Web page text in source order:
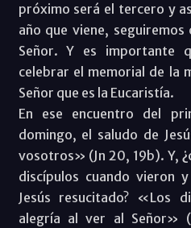
próximo será el tercero y
año que viene, seguiremos
Señor. Y es importante
celebrar el memorial de la
Señor que es la Eucaristía.
En ese encuentro del
domingo, el saludo de
vosotros» (Jn 20, 19b). Y,
discípulos cuando vieron
Jesús resucitado? «Los
alegría al ver al Señor»